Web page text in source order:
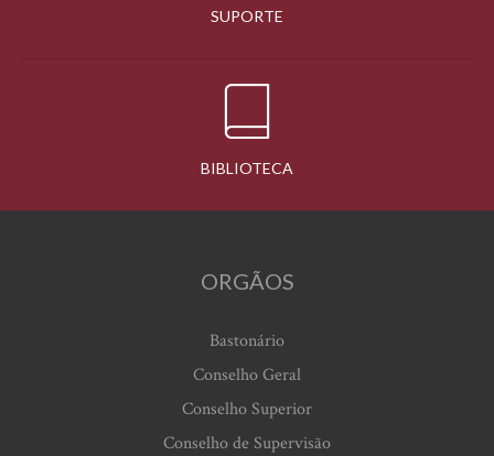
SUPORTE
BIBLIOTECA
ORGÃOS
Bastonário
Conselho Geral
Conselho Superior
Conselho de Supervisão